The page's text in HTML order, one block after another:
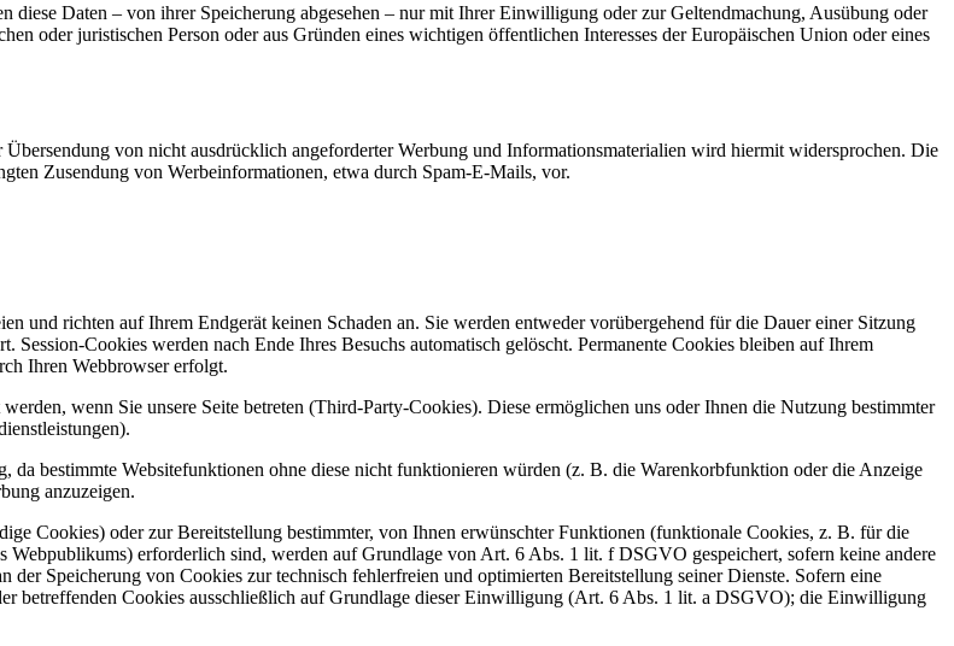
diese Daten – von ihrer Speicherung abgesehen – nur mit Ihrer Einwilligung oder zur Geltendmachung, Ausübung oder
oder juristischen Person oder aus Gründen eines wichtigen öffentlichen Interesses der Europäischen Union oder eines
von nicht ausdrücklich angeforderter Werbung und Informationsmaterialien wird hiermit widersprochen. Die
Zusendung von Werbeinformationen, etwa durch Spam-E-Mails, vor.
und richten auf Ihrem Endgerät keinen Schaden an. Sie werden entweder vorübergehend für die Dauer einer Sitzung
Session-Cookies werden nach Ende Ihres Besuchs automatisch gelöscht. Permanente Cookies bleiben auf Ihrem
Ihren Webbrowser erfolgt.
wenn Sie unsere Seite betreten (Third-Party-Cookies). Diese ermöglichen uns oder Ihnen die Nutzung bestimmter
da bestimmte Websitefunktionen ohne diese nicht funktionieren würden (z. B. die Warenkorbfunktion oder die Anzeige
anzuzeigen.
Cookies) oder zur Bereitstellung bestimmter, von Ihnen erwünschter Funktionen (funktionale Cookies, z. B. für die
erforderlich sind, werden auf Grundlage von Art. 6 Abs. 1 lit. f DSGVO gespeichert, sofern keine andere
der Speicherung von Cookies zur technisch fehlerfreien und optimierten Bereitstellung seiner Dienste. Sofern eine
betreffenden Cookies ausschließlich auf Grundlage dieser Einwilligung (Art. 6 Abs. 1 lit. a DSGVO); die Einwilligung